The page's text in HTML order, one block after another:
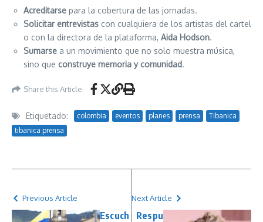
Acreditarse para la cobertura de las jornadas.
Solicitar entrevistas con cualquiera de los artistas del cartel
o con la directora de la plataforma, Aida Hodson.
Sumarse a un movimiento que no solo muestra música,
sino que construye memoria y comunidad.
Share this Article
Etiquetado: colombia eventos planes prensa
Tibanica
tibanica prensa
Previous Article
Escuch
Next Article
Respu